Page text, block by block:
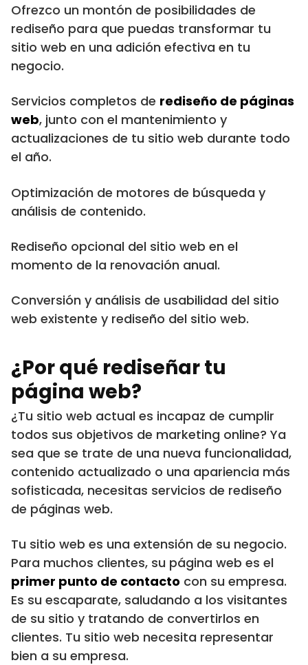
Ofrezco un montón de posibilidades de
rediseño para que puedas transformar tu
sitio web en una adición efectiva en tu
negocio.
Servicios completos de rediseño de páginas
web, junto con el mantenimiento y
actualizaciones de tu sitio web durante todo
el año.
Optimización de motores de búsqueda y
análisis de contenido.
Rediseño opcional del sitio web en el
momento de la renovación anual.
Conversión y análisis de usabilidad del sitio
web existente y rediseño del sitio web.
¿Por qué rediseñar tu
página web?
¿Tu sitio web actual es incapaz de cumplir
todos sus objetivos de marketing online? Ya
sea que se trate de una nueva funcionalidad,
contenido actualizado o una apariencia más
sofisticada, necesitas servicios de rediseño
de páginas web.
Tu sitio web es una extensión de su negocio.
Para muchos clientes, su página web es el
primer punto de contacto con su empresa.
Es su escaparate, saludando a los visitantes
de su sitio y tratando de convertirlos en
clientes. Tu sitio web necesita representar
bien a su empresa.